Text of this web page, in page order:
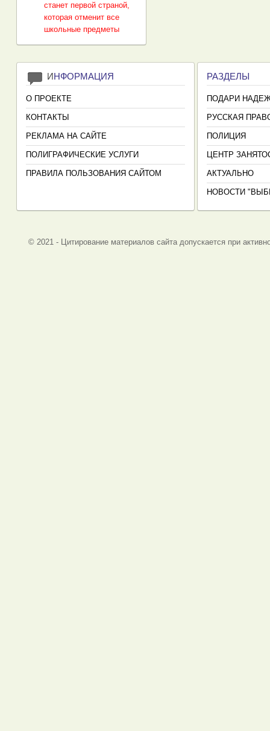
станет первой страной,
которая отменит все
школьные предметы
ИНФОРМАЦИЯ
О ПРОЕКТЕ
КОНТАКТЫ
РЕКЛАМА НА САЙТЕ
ПОЛИГРАФИЧЕСКИЕ УСЛУГИ
ПРАВИЛА ПОЛЬЗОВАНИЯ САЙТОМ
РАЗДЕЛЫ
ПОДАРИ
РУССКАЯ
ПОЛИЦИЯ
ЦЕНТР
АКТУАЛЬНО
НОВОСТИ
© 2021 - Цитирование материалов сайта допускается при